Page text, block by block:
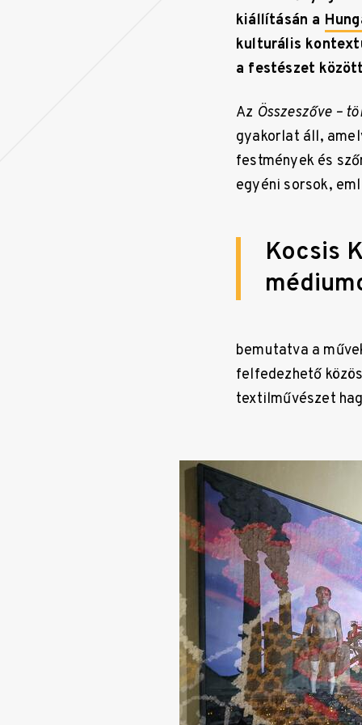
kiállításán a
kulturális
a festészet közö
Az Összeszőve – tö
gyakorlat áll,
festmények és
egyéni sorsok,
Kocsis
bemutatva a
felfedezhető
textilművészet